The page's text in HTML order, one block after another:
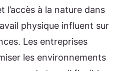
l’accès à la nature dans
physique influent sur
Les entreprises
les environnements